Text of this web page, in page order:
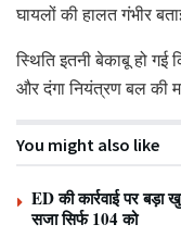
घायलों की हालत गंभीर
स्थिति इतनी बेकाबू हो
और दंगा नियंत्रण बल की
You might also like
ED की कार्रवाई पर
सजा सिर्फ 104 को